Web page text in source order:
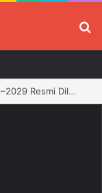
Pengurus PWI Ogan Ilir Masa Bakti 2026–2029 Resmi Dilantik, Siap Perkuat Profesionalisme Wartawan